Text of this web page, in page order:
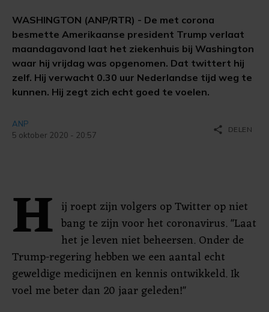
WASHINGTON (ANP/RTR) - De met corona
besmette Amerikaanse president Trump verlaat
maandagavond laat het ziekenhuis bij Washington
waar hij vrijdag was opgenomen. Dat twittert hij
zelf. Hij verwacht 0.30 uur Nederlandse tijd weg te
kunnen. Hij zegt zich echt goed te voelen.
ANP
5 oktober 2020 - 20:57
share DELEN
H ij roept zijn volgers op Twitter op niet
bang te zijn voor het coronavirus. "Laat
het je leven niet beheersen. Onder de
Trump-regering hebben we een aantal echt
geweldige medicijnen en kennis ontwikkeld. Ik
voel me beter dan 20 jaar geleden!"